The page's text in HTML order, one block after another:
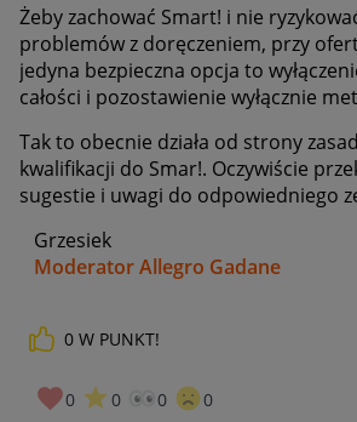
Żeby zachować Smart! i nie
problemów z doręczeniem, przy
jedyna bezpieczna opcja to
całości i pozostawienie wyłącznie
Tak to obecnie działa od strony
kwalifikacji do Smar!. Oczywiście
sugestie i uwagi do odpowiedniego
Grzesiek
Moderator Allegro Gadane
0 W PUNKT!
0 0 0 0